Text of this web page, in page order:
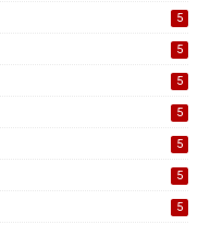
5
5
5
5
5
5
5